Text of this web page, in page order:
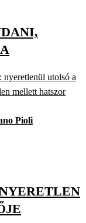
nyeretlenül utolsó a
mellett hatszor
Pioli